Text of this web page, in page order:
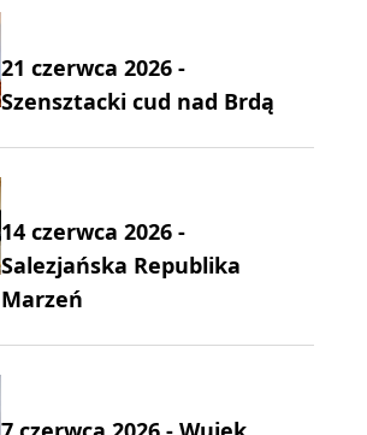
21 czerwca 2026 -
Szensztacki cud nad Brdą
14 czerwca 2026 -
Salezjańska Republika
Marzeń